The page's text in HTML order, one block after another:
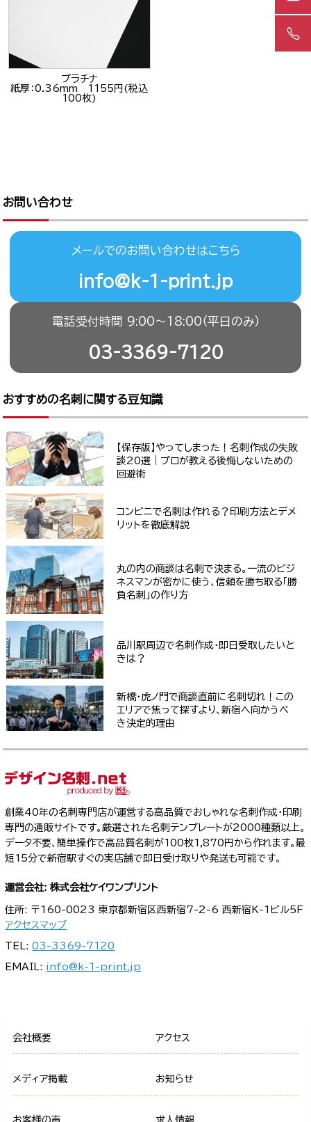
プラチナ
紙厚：0.36mm 1155円(税込
100枚)
お問い合わせ
メールでのお問い合わせはこちら
info@k-1-print.jp
電話受付時間 9:00〜18:00（平日のみ）
03-3369-7120
おすすめの名刺に関する豆知識
【保存版】やってしまった！名刺作成の失敗
談20選｜プロが教える後悔しないための
回避術
コンビニで名刺は作れる？印刷方法とデメ
リットを徹底解説
丸の内の商談は名刺で決まる。一流のビジ
ネスマンが密かに使う、信頼を勝ち取る「勝
負名刺」の作り方
品川駅周辺で名刺作成・即日受取したいと
きは？
新橋・虎ノ門で商談直前に名刺切れ！この
エリアで焦って探すより、新宿へ向かうべ
き決定的理由
創業40年の名刺専門店が運営する高品質でおしゃれな名刺作成・印刷
専門の通販サイトです。厳選された名刺テンプレートが2000種類以上。
データ不要、簡単操作で高品質名刺が100枚1,870円から作れます。最
短15分で新宿駅すぐの実店舗で即日受け取りや発送も可能です。
運営会社: 株式会社ケイワンプリント
住所: 〒160-0023 東京都新宿区西新宿7-2-6 西新宿K-1ビル5F
アクセスマップ
TEL:03-3369-7120
EMAIL: info@k-1-print.jp
会社概要 アクセス
メディア掲載 お知らせ